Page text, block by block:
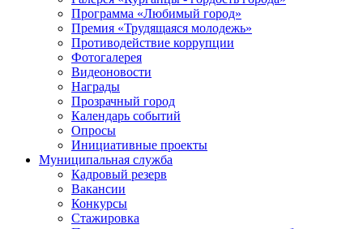
Программа «Любимый город»
Премия «Трудящаяся молодежь»
Противодействие коррупции
Фотогалерея
Видеоновости
Награды
Прозрачный город
Календарь событий
Опросы
Инициативные проекты
Муниципальная служба
Кадровый резерв
Вакансии
Конкурсы
Стажировка